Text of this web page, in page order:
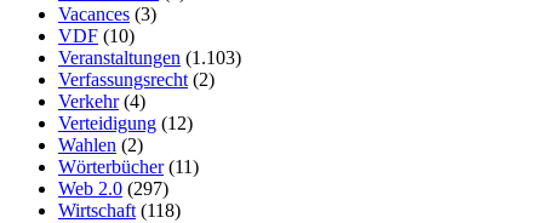
Vacances (3)
VDF (10)
Veranstaltungen (1.103)
Verfassungsrecht (2)
Verkehr(4)
Verteidigung (12)
Wahlen (2)
Wörterbücher(11)
Web 2.0 (297)
Wirtschaft (118)